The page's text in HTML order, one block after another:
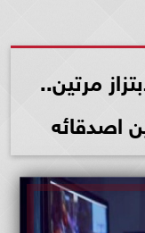
مرتين..
اصدقائه